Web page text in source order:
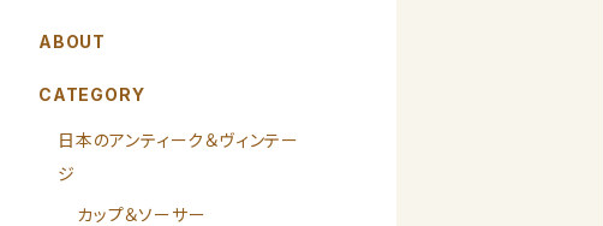
ABOUT
CATEGORY
日本のアンティーク＆ヴィンテー
ジ
カップ＆ソーサー